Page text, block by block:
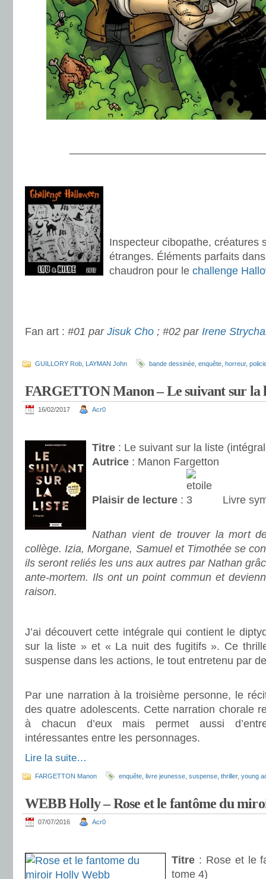
Inspecteur cibopathe, créatures
étranges. Éléments parfaits
chaudron pour le challenge
Fan art : #01 par Jisuk Cho ; #02 par Irene
GUILLORY Rob LAYMAN John bande dessinée enquête horreur,
FARGETTON Manon – Le suivant sur la
16/02/2017 Acr0
Titre : Le suivant sur la liste
Autrice : Manon Fargetton
Plaisir de lecture :
Livre
Nathan vient de trouver la mort
collège. Izia, Morgane, Samuel et Timothée se
ils seront reliés les uns aux autres par Nathan
ante-mortem. Ils ont un point commun et
raison.
J’ai découvert cette intégrale qui contient le
sur la liste » et « La nuit des fugitifs ». Ce
suspense dans les actions, le tout entretenu par
Par une narration à la troisième personne, le
des quatre adolescents. Cette narration chorale
à chacun d’eux mais permet aussi
intéressantes entre les personnages.
Lire la suite…
FARGETTON Manon enquête livre jeunesse suspense thriller, young
WEBB Holly – Rose et le fantôme du
07/07/2016 Acr0
Titre : Rose et le
tome 4)